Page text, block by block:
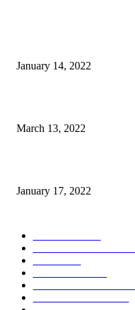
January 14, 2022
March 13, 2022
January 17, 2022